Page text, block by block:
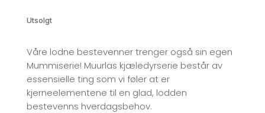
Utsolgt
Våre lodne bestevenner trenger også sin egen
Mummiserie! Muurlas kjæledyrserie består av
essensielle ting som vi føler at er
kjerneelementene til en glad, lodden
bestevenns hverdagsbehov.